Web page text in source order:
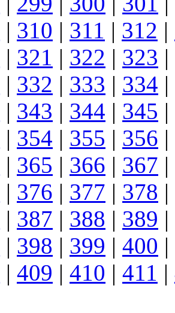
| 310 | 311 | 312 |
| 321 | 322 | 323 |
| 332 | 333 | 334 |
| 343 | 344 | 345 |
| 354 | 355 | 356 |
| 365 | 366 | 367 |
| 376 | 377 | 378 |
| 387 | 388 | 389 |
| 398 | 399 | 400 |
| 409 | 410 | 411 |